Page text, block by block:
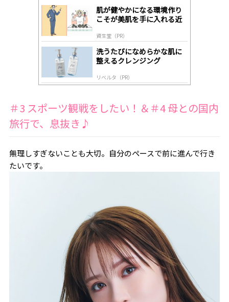
肌が健やかになる環境作り
こそが美肌を手に入れる近
資生堂（PR）
洗うたびになめらかな肌に
整えるクレンジング
リベルタ（PR）
＃3 スポーツ観戦をしたい！＆＃4 母との国内
旅行で、息抜き♪
無理しすぎないことも大切。自分のペースで前に進んで行き
たいです。